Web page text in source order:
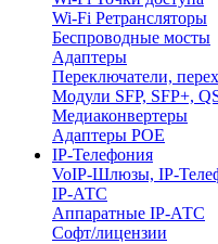
Wi-Fi Ретрансляторы
Беспроводные мосты
Адаптеры
Переключатели,
Модули SFP, SFP+,
Медиаконвертеры
Адаптеры POE
IP-Телефония
VoIP-Шлюзы, IP-
IP-АТС
Аппаратные IP-АТС
Софт/лицензии